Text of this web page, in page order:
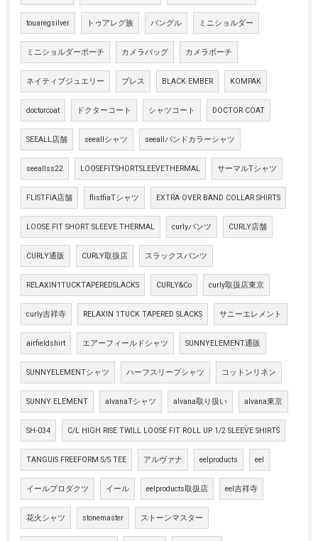
touaregsilver トゥアレグ族 バングル ミニショルダー
ミニショルダーポーチ カメラバッグ カメラポーチ
ネイティブジュエリー ブレス BLACK EMBER KOMPAK
doctorcoat ドクターコート シャツコート DOCTOR COAT
SEEALL店舗 seeallシャツ seeallバンドカラーシャツ
seeallss22 LOOSEFITSHORTSLEEVETHERMAL サーマルTシャツ
FLISTFIA店舗 flistfiaTシャツ EXTRA OVER BAND COLLAR SHIRTS
LOOSE FIT SHORT SLEEVE THERMAL curlyパンツ CURLY店舗
CURLY通販 CURLY取扱店 スラックスパンツ
RELAXIN1TUCKTAPEREDSLACKS CURLY&Co curly取扱店東京
curly吉祥寺 RELAXIN 1TUCK TAPERED SLACKS サニーエレメント
airfieldshirt エアーフィールドシャツ SUNNYELEMENT通販
SUNNYELEMENTシャツ ハーフスリーブシャツ コットンリネン
SUNNY ELEMENT alvanaTシャツ alvana取り扱い alvana東京
SH-034 C/L HIGH RISE TWILL LOOSE FIT ROLL UP 1/2 SLEEVE SHIRTS
TANGUIS FREEFORM S/S TEE アルヴァナ eelproducts eel
イールプロダクツ イール eelproducts取扱店 eel吉祥寺
花火シャツ stonemaster ストーンマスター